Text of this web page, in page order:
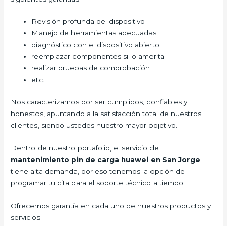
Revisión profunda del dispositivo
Manejo de herramientas adecuadas
diagnóstico con el dispositivo abierto
reemplazar componentes si lo amerita
realizar pruebas de comprobación
etc.
Nos caracterizamos por ser cumplidos, confiables y
honestos, apuntando a la satisfacción total de nuestros
clientes, siendo ustedes nuestro mayor objetivo.
Dentro de nuestro portafolio, el servicio de
mantenimiento pin de carga huawei en San Jorge
tiene alta demanda, por eso tenemos la opción de
programar tu cita para el soporte técnico a tiempo.
Ofrecemos garantía en cada uno de nuestros productos y
servicios.